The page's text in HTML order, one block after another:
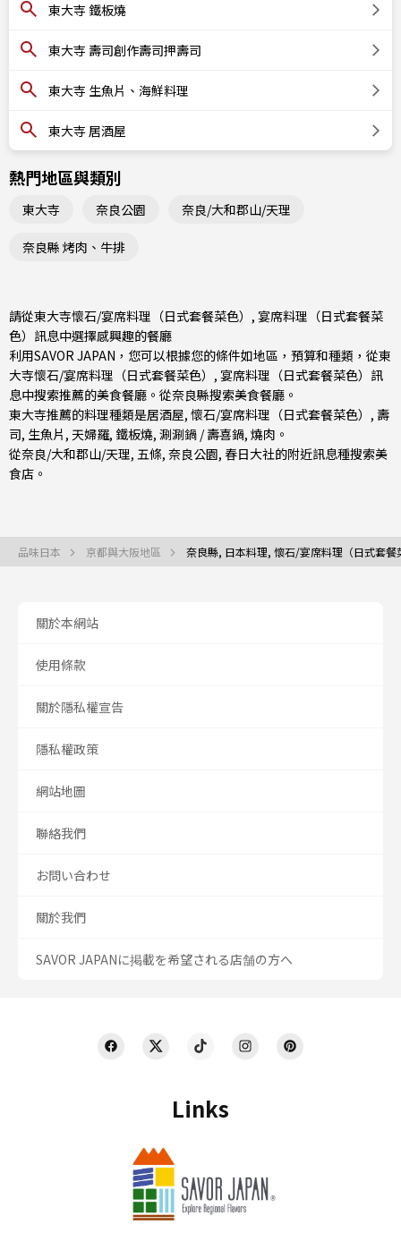
東大寺 鐵板燒
東大寺 壽司創作壽司押壽司
東大寺 生魚片、海鮮料理
東大寺 居酒屋
熱門地區與類別
東大寺 奈良公園 奈良/大和郡山/天理
奈良縣 烤肉、牛排
請從東大寺懷石/宴席料理（日式套餐菜色）, 宴席料理（日式套餐菜
色）訊息中選擇感興趣的餐廳
利用SAVOR JAPAN，您可以根據您的條件如地區，預算和種類，從東
大寺懷石/宴席料理（日式套餐菜色）, 宴席料理（日式套餐菜色）訊
息中搜索推薦的美食餐廳。從奈良縣搜索美食餐廳。
東大寺推薦的料理種類是居酒屋, 懷石/宴席料理（日式套餐菜色） , 壽
司, 生魚片 , 天婦羅, 鐵板燒, 涮涮鍋 / 壽喜鍋, 燒肉 。
從奈良/大和郡山/天理, 五條, 奈良公園, 春日大社的附近訊息種搜索美
食店。
品味日本 京都與大阪地區 奈良縣, 日本料理, 懷石/宴席料理（日式套餐
Links
關於本網站
使用條款
關於隱私權宣告
隱私權政策
網站地圖
聯絡我們
お問い合わせ
關於我們
SAVOR JAPANに掲載を希望される店舗の方へ